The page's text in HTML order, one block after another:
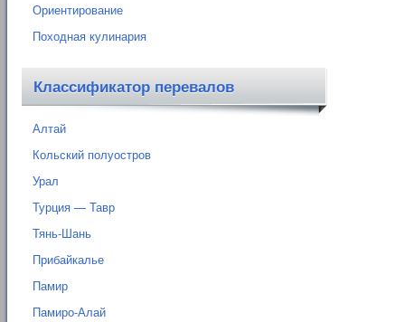
Ориентирование
Походная кулинария
Классификатор перевалов
Алтай
Кольский полуостров
Урал
Турция — Тавр
Тянь-Шань
Прибайкалье
Памир
Памиро-Алай